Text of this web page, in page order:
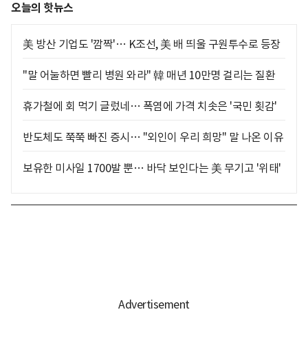
오늘의 핫뉴스
美 방산 기업도 '깜짝'… K조선, 美 배 띄울 구원투수로 등장
"말 어눌하면 빨리 병원 와라" 韓 매년 10만명 걸리는 질환
휴가철에 회 먹기 글렀네… 폭염에 가격 치솟은 '국민 횟감'
반도체도 쭉쭉 빠진 증시… "외인이 우리 희망" 말 나온 이유
보유한 미사일 1700발 뿐… 바닥 보인다는 美 무기고 '위태'